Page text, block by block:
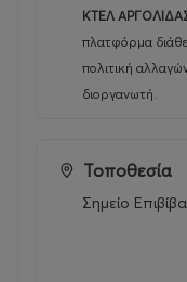
ΚΤΕΛ
πλατφόρμα
πολιτική
διοργανωτή.
Τοποθεσία
Σημείο